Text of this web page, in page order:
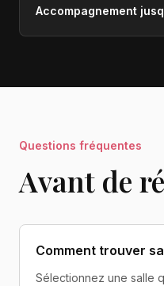
Accompagnement
Questions fréquentes
Avant de
Comment trouver
Sélectionnez une salle